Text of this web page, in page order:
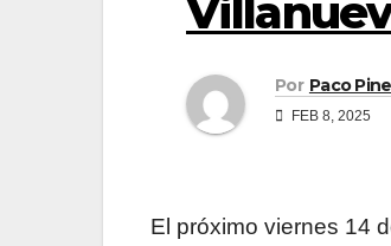
Por Paco
FEB 8, 2025
El próximo viernes 14